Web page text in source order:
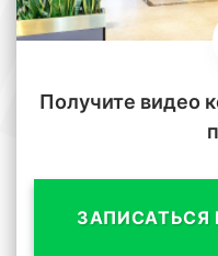
Получите видео